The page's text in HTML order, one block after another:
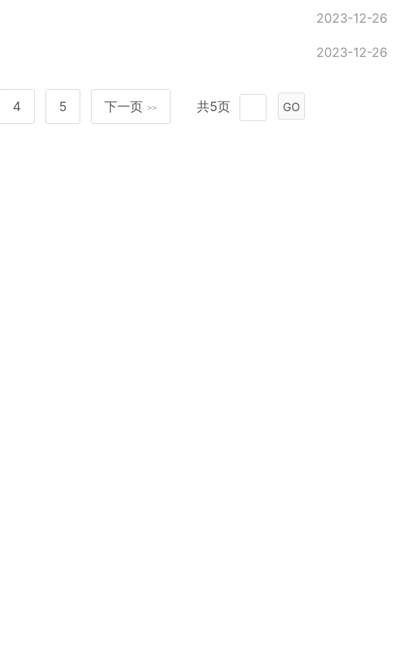
2023-12-26
2023-12-26
4 5 下一页 >> 共5页 GO